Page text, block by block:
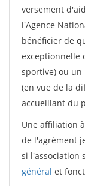
versement
l'Agence
bénéficier de
exceptionnelle
sportive) ou un
(en vue de la
accueillant du
Une affiliation
de l'agrément
si l'association
général et